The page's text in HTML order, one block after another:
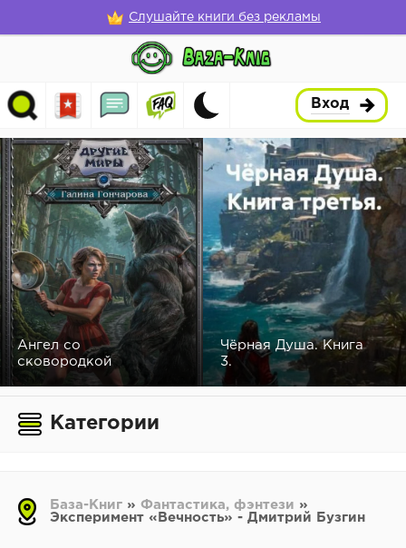
Слушайте книги без рекламы
Вход
Ангел со
сковородкой
Чёрная Душа. Книга
3.
Категории
База-Книг » Фантастика, фэнтези »
Эксперимент «Вечность» - Дмитрий Бузгин